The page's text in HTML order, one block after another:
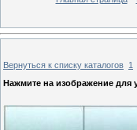
Вернуться к списку каталогов 1
Нажмите на изображение для